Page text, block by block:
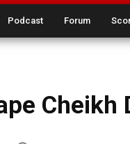
Podcast Forum
Cheikh